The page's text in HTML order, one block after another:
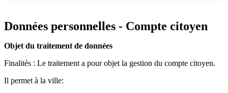
Données personnelles - Compte citoyen
Objet du traitement de données
Finalités : Le traitement a pour objet la gestion du compte citoyen.
Il permet à la ville: